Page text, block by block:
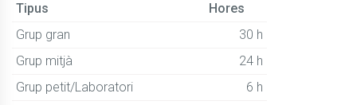
Tipus
Hores
Grup gran
30 h
Grup mitjà
24 h
Grup petit/Laboratori
6 h